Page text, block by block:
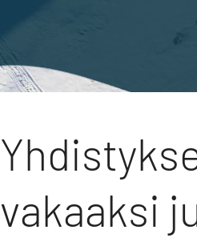
vakaaksi